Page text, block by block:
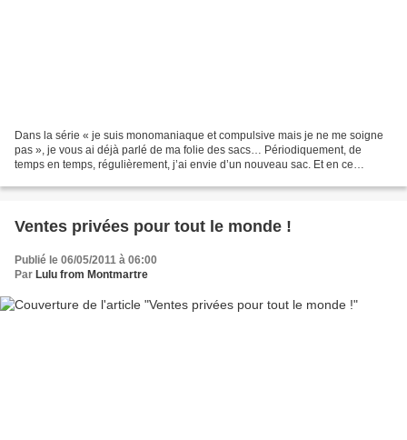
Dans la série « je suis monomaniaque et compulsive mais je ne me soigne
pas », je vous ai déjà parlé de ma folie des sacs… Périodiquement, de
temps en temps, régulièrement, j’ai envie d’un nouveau sac. Et en ce
Ventes privées pour tout le monde !
Publié le 06/05/2011 à 06:00
Par Lulu from Montmartre